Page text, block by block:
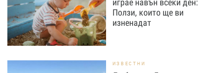
играе навън всеки ден:
Ползи, които ще ви
изненадат
ИЗВЕСТНИ